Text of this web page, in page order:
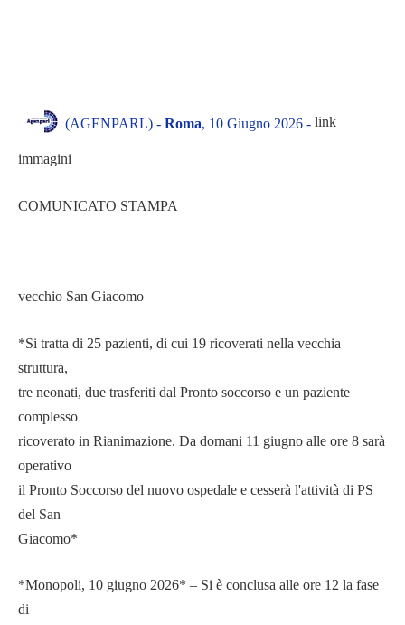
(AGENPARL) - Roma, 10 Giugno 2026 - link
immagini
COMUNICATO STAMPA
vecchio San Giacomo
*Si tratta di 25 pazienti, di cui 19 ricoverati nella vecchia
struttura,
tre neonati, due trasferiti dal Pronto soccorso e un paziente
complesso
ricoverato in Rianimazione. Da domani 11 giugno alle ore 8 sarà
operativo
il Pronto Soccorso del nuovo ospedale e cesserà l'attività di PS
del San
Giacomo*
*Monopoli, 10 giugno 2026* – Si è conclusa alle ore 12 la fase
di